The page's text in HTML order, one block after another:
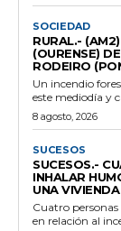
SOCIEDAD
RURAL.-
(OURENSE)
RODEIRO
Un incendio
este mediodía y
8 agosto, 2026
SUCESOS
SUCESOS.-
INHALAR
UNA
Cuatro
en relación al